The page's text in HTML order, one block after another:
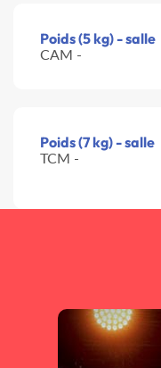
Poids (5 kg) - salle
CAM -
Poids (7 kg) - salle
TCM -